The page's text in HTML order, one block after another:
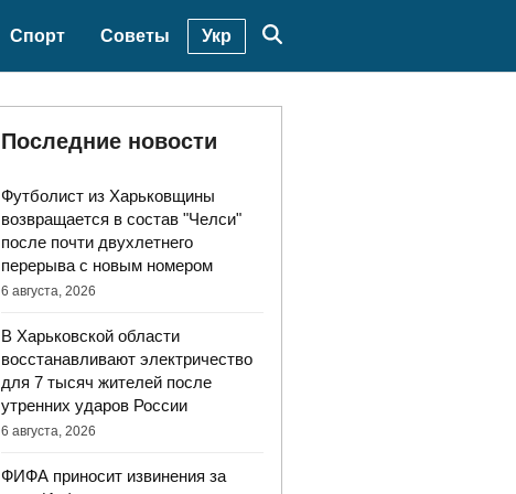
Спорт Советы Укр
Последние новости
Футболист из Харьковщины
возвращается в состав "Челси"
после почти двухлетнего
перерыва с новым номером
6 августа, 2026
В Харьковской области
восстанавливают электричество
для 7 тысяч жителей после
утренних ударов России
6 августа, 2026
ФИФА приносит извинения за